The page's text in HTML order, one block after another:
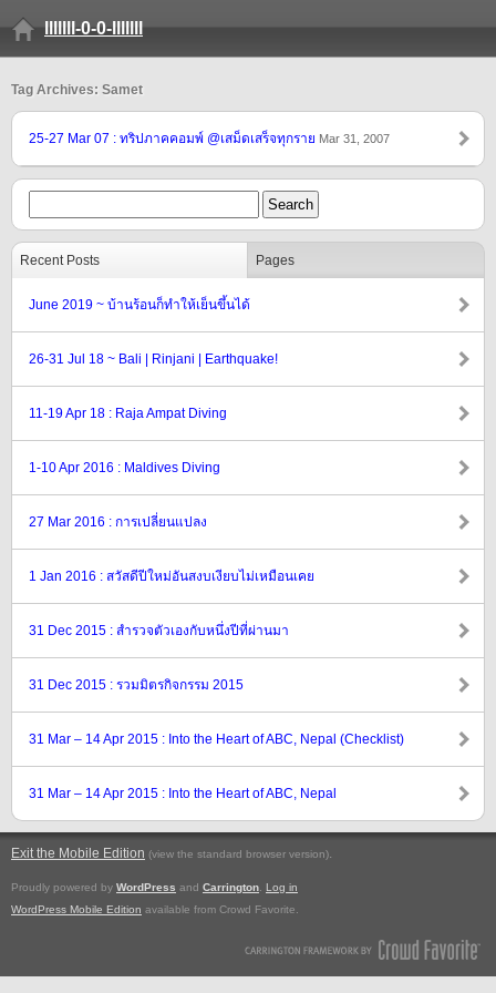
lllllll-0-0-lllllll
Tag Archives: Samet
25-27 Mar 07 : ทริปภาคคอมพ์ @เสม็ดเสร็จทุกราย Mar 31, 2007
Recent Posts Pages
June 2019 ~ บ้านร้อนก็ทำให้เย็นขึ้นได้
26-31 Jul 18 ~ Bali | Rinjani | Earthquake!
11-19 Apr 18 : Raja Ampat Diving
1-10 Apr 2016 : Maldives Diving
27 Mar 2016 : การเปลี่ยนแปลง
1 Jan 2016 : สวัสดีปีใหม่อันสงบเงียบไม่เหมือนเคย
31 Dec 2015 : สำรวจตัวเองกับหนึ่งปีที่ผ่านมา
31 Dec 2015 : รวมมิตรกิจกรรม 2015
31 Mar – 14 Apr 2015 : Into the Heart of ABC, Nepal (Checklist)
31 Mar – 14 Apr 2015 : Into the Heart of ABC, Nepal
Exit the Mobile Edition (view the standard browser version).
Proudly powered by WordPress and Carrington
Log in
WordPress Mobile Edition available from Crowd Favorite.